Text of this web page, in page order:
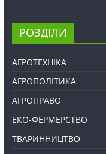
РОЗДІЛИ
АГРОТЕХНІКА
АГРОПОЛІТИКА
АГРОПРАВО
ЕКО-ФЕРМЕРСТВО
ТВАРИННИЦТВО